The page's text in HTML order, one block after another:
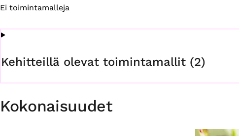
Ei toimintamalleja
Kehitteillä olevat toimintamallit (2)
Kokonaisuudet